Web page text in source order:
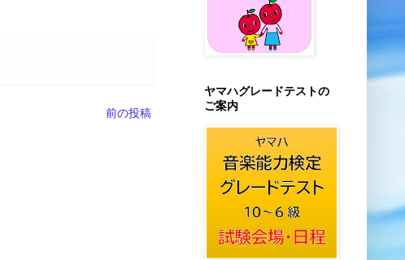
前の投稿
ヤマハグレードテストの
ご案内